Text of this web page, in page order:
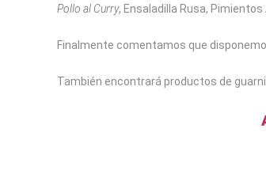
Pollo al Curry, Ensaladilla Rusa,
Finalmente comentamos que
También encontrará productos de